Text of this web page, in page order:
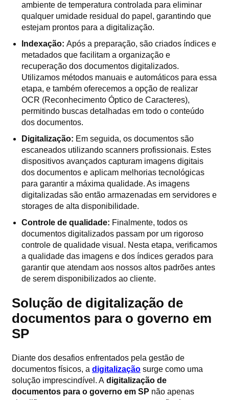
ambiente de temperatura controlada para eliminar
qualquer umidade residual do papel, garantindo que
estejam prontos para a digitalização.
Indexação: Após a preparação, são criados índices e
metadados que facilitam a organização e
recuperação dos documentos digitalizados.
Utilizamos métodos manuais e automáticos para essa
etapa, e também oferecemos a opção de realizar
OCR (Reconhecimento Óptico de Caracteres),
permitindo buscas detalhadas em todo o conteúdo
dos documentos.
Digitalização: Em seguida, os documentos são
escaneados utilizando scanners profissionais. Estes
dispositivos avançados capturam imagens digitais
dos documentos e aplicam melhorias tecnológicas
para garantir a máxima qualidade. As imagens
digitalizadas são então armazenadas em servidores e
storages de alta disponibilidade.
Controle de qualidade: Finalmente, todos os
documentos digitalizados passam por um rigoroso
controle de qualidade visual. Nesta etapa, verificamos
a qualidade das imagens e dos índices gerados para
garantir que atendam aos nossos altos padrões antes
de serem disponibilizados ao cliente.
Solução de digitalização de
documentos para o governo em
SP
Diante dos desafios enfrentados pela gestão de
documentos físicos, a digitalização surge como uma
solução imprescindível. A digitalização de
documentos para o governo em SP não apenas